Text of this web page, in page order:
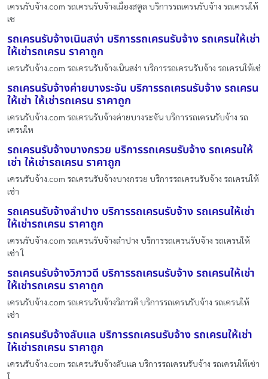
เครนรับจ้าง.com รถเครนรับจ้างเมืองสตูล บริการรถเครนรับจ้าง รถเครนให้
เช
รถเครนรับจ้างเนินสง่า บริการรถเครนรับจ้าง รถเครนให้เช่า
ให้เช่ารถเครน ราคาถูก
เครนรับจ้าง.com รถเครนรับจ้างเนินสง่า บริการรถเครนรับจ้าง รถเครนให้เช่
รถเครนรับจ้างค่ายบางระจัน บริการรถเครนรับจ้าง รถเครน
ให้เช่า ให้เช่ารถเครน ราคาถูก
เครนรับจ้าง.com รถเครนรับจ้างค่ายบางระจัน บริการรถเครนรับจ้าง รถ
เครนให
รถเครนรับจ้างบางกรวย บริการรถเครนรับจ้าง รถเครนให้
เช่า ให้เช่ารถเครน ราคาถูก
เครนรับจ้าง.com รถเครนรับจ้างบางกรวย บริการรถเครนรับจ้าง รถเครนให้
เช่า
รถเครนรับจ้างลำปาง บริการรถเครนรับจ้าง รถเครนให้เช่า
ให้เช่ารถเครน ราคาถูก
เครนรับจ้าง.com รถเครนรับจ้างลำปาง บริการรถเครนรับจ้าง รถเครนให้
เช่า ใ
รถเครนรับจ้างวิภาวดี บริการรถเครนรับจ้าง รถเครนให้เช่า
ให้เช่ารถเครน ราคาถูก
เครนรับจ้าง.com รถเครนรับจ้างวิภาวดี บริการรถเครนรับจ้าง รถเครนให้
เช่า
รถเครนรับจ้างลับแล บริการรถเครนรับจ้าง รถเครนให้เช่า
ให้เช่ารถเครน ราคาถูก
เครนรับจ้าง.com รถเครนรับจ้างลับแล บริการรถเครนรับจ้าง รถเครนให้เช่า
ใ